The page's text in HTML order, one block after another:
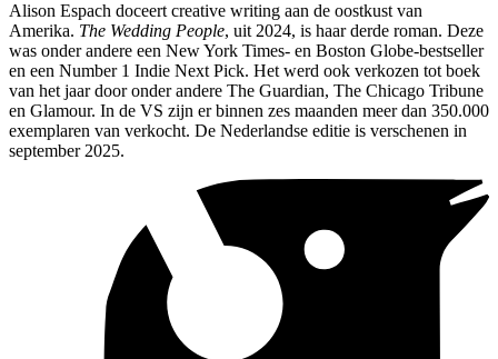
Alison Espach doceert creative writing aan de oostkust van
Amerika. The Wedding People, uit 2024, is haar derde roman. Deze
was onder andere een New York Times- en Boston Globe-bestseller
en een Number 1 Indie Next Pick. Het werd ook verkozen tot boek
van het jaar door onder andere The Guardian, The Chicago Tribune
en Glamour. In de VS zijn er binnen zes maanden meer dan 350.000
exemplaren van verkocht. De Nederlandse editie is verschenen in
september 2025.